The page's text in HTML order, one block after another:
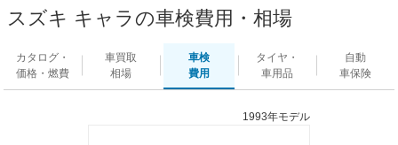
スズキ キャラの車検費用・相場
カタログ・
価格・燃費
車買取
相場
車検
費用
タイヤ・
車用品
自動
車保険
1993年モデル